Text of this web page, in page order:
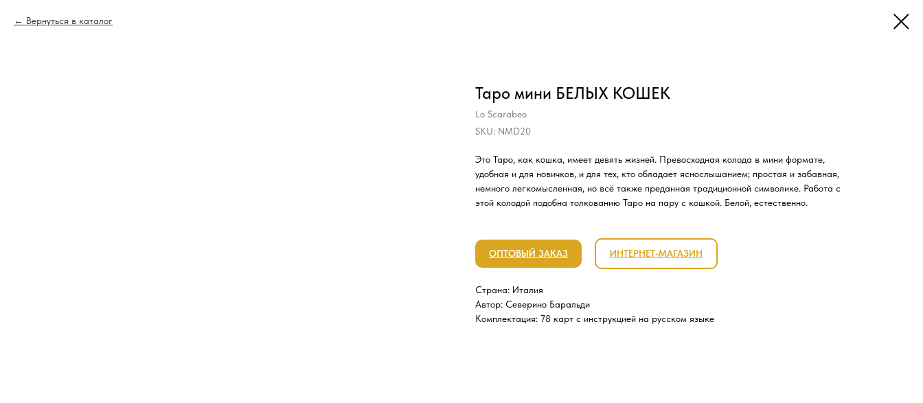
Вернуться в каталог
Таро мини БЕЛЫХ КОШЕК
Lo Scarabeo
SKU: NMD20
Это Таро, как кошка, имеет девять жизней. Превосходная колода в мини формате,
удобная и для новичков, и для тех, кто обладает яснослышанием; простая и забавная,
немного легкомысленная, но всё также преданная традиционной символике. Работа с
этой колодой подобна толкованию Таро на пару с кошкой. Белой, естественно.
ОПТОВЫЙ ЗАКАЗ ИНТЕРНЕТ-МАГАЗИН
Страна: Италия
Автор: Северино Баральди
Комплектация: 78 карт с инструкцией на русском языке